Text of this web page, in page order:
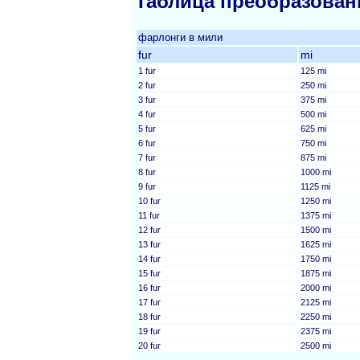
фарлонги в мили
fur mi
1 fur
125 mi
2 fur
250 mi
3 fur
375 mi
4 fur
500 mi
5 fur
625 mi
6 fur
750 mi
7 fur
875 mi
8 fur
1000 mi
9 fur
1125 mi
10 fur
1250 mi
11 fur
1375 mi
12 fur
1500 mi
13 fur
1625 mi
14 fur
1750 mi
15 fur
1875 mi
16 fur
2000 mi
17 fur
2125 mi
18 fur
2250 mi
19 fur
2375 mi
20 fur
2500 mi